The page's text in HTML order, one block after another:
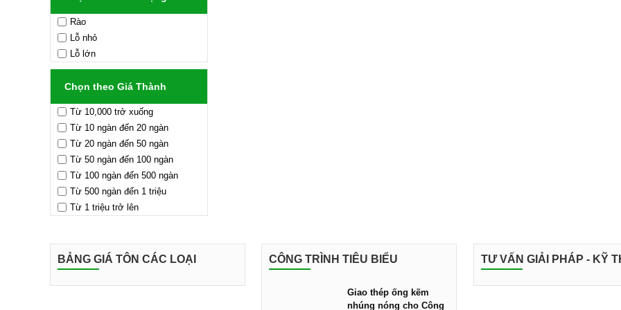
Rào
Lỗ nhỏ
Lỗ lớn
Chọn theo Giá Thành
Từ 10,000 trở xuống
Từ 10 ngàn đến 20 ngàn
Từ 20 ngàn đến 50 ngàn
Từ 50 ngàn đến 100 ngàn
Từ 100 ngàn đến 500 ngàn
Từ 500 ngàn đến 1 triệu
Từ 1 triệu trở lên
BẢNG GIÁ TÔN CÁC LOẠI CÔNG TRÌNH TIÊU BIỂU
Giao thép ống kẽm
nhúng nóng cho Công
TƯ VẤN GIẢI PHÁP - KỸ